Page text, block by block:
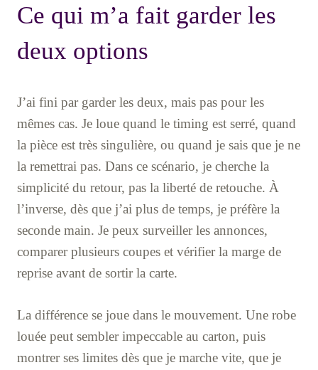
Ce qui m’a fait garder les
deux options
J’ai fini par garder les deux, mais pas pour les
mêmes cas. Je loue quand le timing est serré, quand
la pièce est très singulière, ou quand je sais que je ne
la remettrai pas. Dans ce scénario, je cherche la
simplicité du retour, pas la liberté de retouche. À
l’inverse, dès que j’ai plus de temps, je préfère la
seconde main. Je peux surveiller les annonces,
comparer plusieurs coupes et vérifier la marge de
reprise avant de sortir la carte.
La différence se joue dans le mouvement. Une robe
louée peut sembler impeccable au carton, puis
montrer ses limites dès que je marche vite, que je